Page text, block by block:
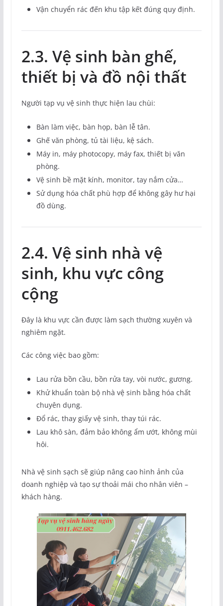
Vận chuyển rác đến khu tập kết đúng quy định.
2.3. Vệ sinh bàn ghế,
thiết bị và đồ nội thất
Người tạp vụ vệ sinh thực hiện lau chùi:
Bàn làm việc, bàn họp, bàn lễ tân.
Ghế văn phòng, tủ tài liệu, kệ sách.
Máy in, máy photocopy, máy fax, thiết bị văn
phòng.
Vệ sinh bề mặt kính, monitor, tay nắm cửa…
Sử dụng hóa chất phù hợp để không gây hư hại
đồ dùng.
2.4. Vệ sinh nhà vệ
sinh, khu vực công
cộng
Đây là khu vực cần được làm sạch thường xuyên và
nghiêm ngặt.
Các công việc bao gồm:
Lau rửa bồn cầu, bồn rửa tay, vòi nước, gương.
Khử khuẩn toàn bộ nhà vệ sinh bằng hóa chất
chuyên dụng.
Đổ rác, thay giấy vệ sinh, thay túi rác.
Lau khô sàn, đảm bảo không ẩm ướt, không mùi
hôi.
Nhà vệ sinh sạch sẽ giúp nâng cao hình ảnh của
doanh nghiệp và tạo sự thoải mái cho nhân viên –
khách hàng.